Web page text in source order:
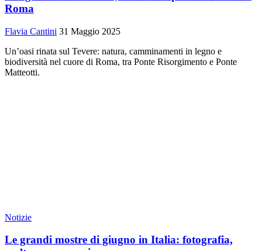
Roma
Flavia Cantini 31 Maggio 2025
Un’oasi rinata sul Tevere: natura, camminamenti in legno e
biodiversità nel cuore di Roma, tra Ponte Risorgimento e Ponte
Matteotti.
Notizie
Le grandi mostre di giugno in Italia: fotografia,